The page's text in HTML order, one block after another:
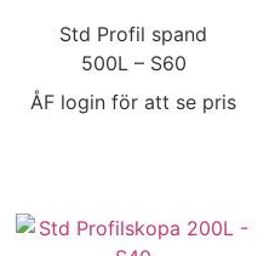
Std Profil spand
500L – S60
ÅF login för att se pris